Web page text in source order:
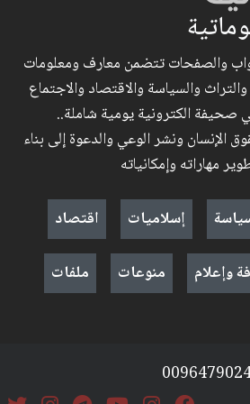
والصفحات تتضمن معارف ومعلومات
والسياسة والاقتصاد والاجتماع
صحيفة الكترونية يومية شاملة..
الإنسان ونشر الوعي والدعوة إلى بناء
مهاراته وإمكانياته
إسلاميات
اقتصاد
وإعلام منوعات ملفات